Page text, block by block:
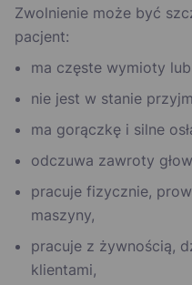
Zwolnienie może być
pacjent:
ma częste wymioty
nie jest w stanie
ma gorączkę i silne
odczuwa zawroty
pracuje fizycznie,
maszyny,
pracuje z żywnością,
klientami,